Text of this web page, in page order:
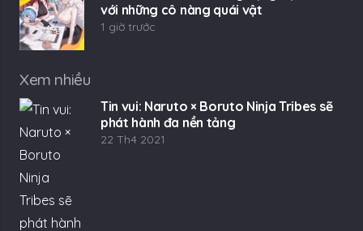
với những cô nàng quái vật
1 giờ trước
Xem nhiều
Tin vui: Naruto × Boruto Ninja Tribes sẽ
phát hành đa nền tảng
22 Th4 2021